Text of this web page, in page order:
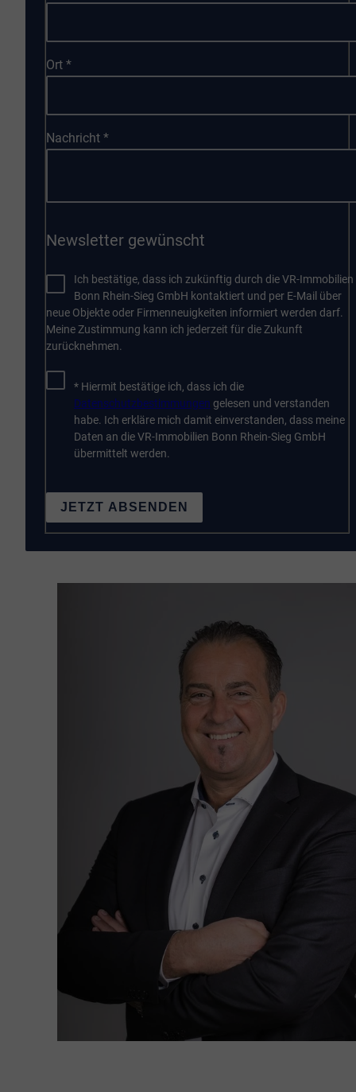
Ort*
Nachricht*
Newsletter gewünscht
Ich bestätige, dass ich zukünftig durch die VR-Immobilien
Bonn Rhein-Sieg GmbH kontaktiert und per E-Mail über
neue Objekte oder Firmenneuigkeiten informiert werden darf.
Meine Zustimmung kann ich jederzeit für die Zukunft
zurücknehmen.
* Hiermit bestätige ich, dass ich die
Datenschutzbestimmungen gelesen und verstanden
habe. Ich erkläre mich damit einverstanden, dass meine
Daten an die VR-Immobilien Bonn Rhein-Sieg GmbH
übermittelt werden.
JETZT ABSENDEN